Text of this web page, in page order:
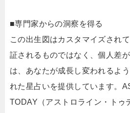
■専門家からの洞察を得る
この出生図はカスタマイズされ
証されるものではなく、個人差
は、あなたが成長し変われるよ
れた星占いを提供しています。
TODAY（アストロライン・トゥ